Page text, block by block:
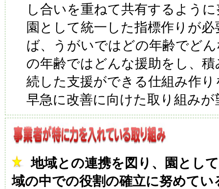
し合いを重ねて共有するよう
園として統一した指標作りが
ば、うがいではどの年齢でど
の年齢ではどんな援助をし、
続した支援ができる仕組み作
早急に改善に向けた取り組みが
地域との連携を図り、園とし
域の中での役割の確立に努めてい